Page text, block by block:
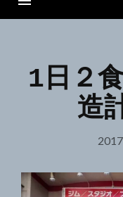
1日２
造